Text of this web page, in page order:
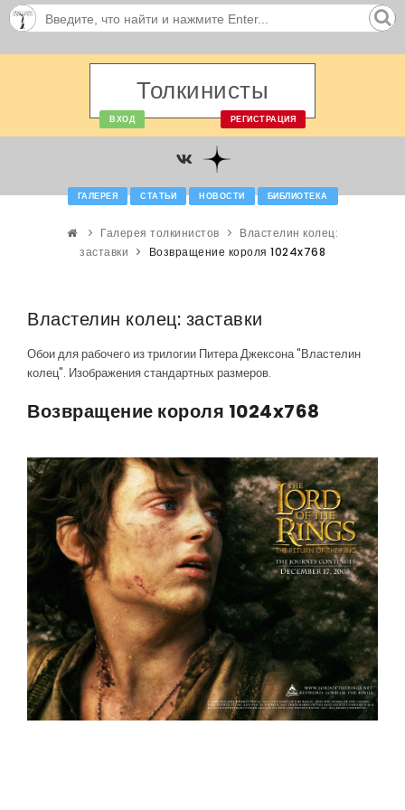
Толкинисты
ВХОД РЕГИСТРАЦИЯ
ГАЛЕРЕЯ СТАТЬИ НОВОСТИ БИБЛИОТЕКА
Галерея толкинистов
Властелин колец:
заставки
Возвращение короля 1024x768
Властелин колец: заставки
Обои для рабочего из трилогии Питера Джексона "Властелин
колец". Изображения стандартных размеров.
Возвращение короля 1024x768